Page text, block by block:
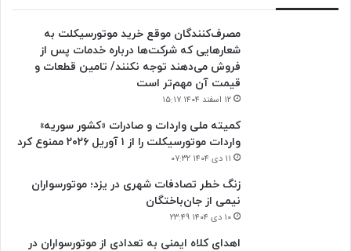
مصرف‌کنندگان موقع خرید موتورسیکلت به
شعارهایی که شرکت‌ها درباره خدمات پس از
فروش می‌دهند توجه نکنند/ تامین قطعات و
قیمت آن مهم‌تر است
۱۲ اسفند ۱۴۰۴ ۱۵:۱۷
کمیته ملی واردات و صادرات «کشور سوریه»
واردات موتورسیکلت را از ۱ آوریل ۲۰۲۶ ممنوع کرد
۱۱ دی ۱۴۰۴ ۰۷:۳۲
زنگ خطر تصادفات شهری در یزد؛ موتورسواران
نیمی از جان‌باختگان
۱۰ دی ۱۴۰۴ ۲۳:۴۹
اهدای کلاه ایمنی به تعدادی از موتورسواران در